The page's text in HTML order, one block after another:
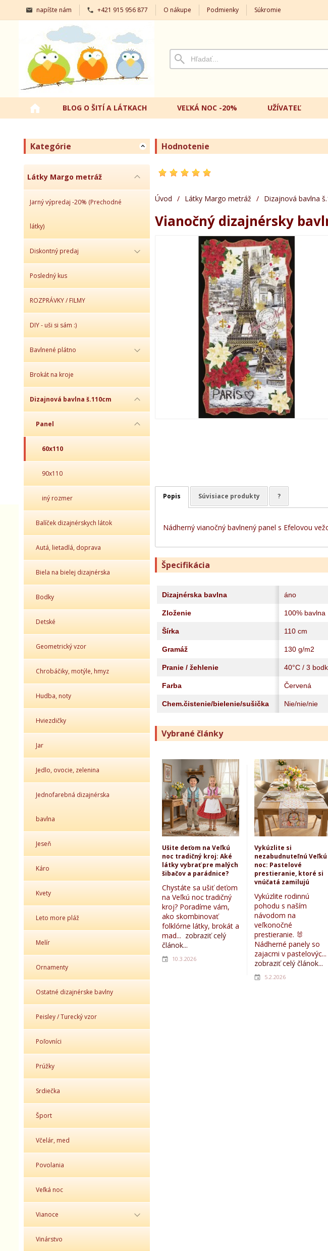
napíšte nám +421 915 956 877 O nákupe Podmienky Súkromie
BLOG O ŠITÍ A LÁTKACH VEĽKÁ NOC -20% UŽÍVATEĽ
Kategórie
Látky Margo metráž
Jarný výpredaj -20% (Prechodné
látky)
Diskontný predaj
Posledný kus
ROZPRÁVKY / FILMY
DIY - uši si sám :)
Bavlnené plátno
Brokát na kroje
Dizajnová bavlna š.110cm
Panel
60x110
90x110
iný rozmer
Balíček dizajnérskych látok
Autá, lietadlá, doprava
Biela na bielej dizajnérska
Bodky
Detské
Geometrický vzor
Chrobáčiky, motýle, hmyz
Hudba, noty
Hviezdičky
Jar
Jedlo, ovocie, zelenina
Jednofarebná dizajnérska
bavlna
Jeseň
Káro
Kvety
Leto more pláž
Melír
Ornamenty
Ostatné dizajnérske bavlny
Peisley / Turecký vzor
Poľovníci
Prúžky
Srdiečka
Šport
Včelár, med
Povolania
Veľká noc
Vianoce
Vinárstvo
Hodnotenie
Úvod / Látky Margo metráž / Dizajnová bavlna
Vianočný dizajnérsky
Popis Súvisiace produkty ?
Nádherný vianočný bavlnený panel s Efelovou
Špecifikácia
Dizajnérska bavlna áno
Zloženie 100% bavlna
Šírka 110 cm
Gramáž 130 g/m2
Pranie / žehlenie 40°C / 3
Farba Červená
Chem.čistenie/bielenie/sušička Nie/nie/nie
Vybrané články
Ušite deťom na Veľkú
noc tradičný kroj: Aké
látky vybrať pre malých
šibačov a parádnice?
Chystáte sa ušiť deťom
na Veľkú noc tradičný
kroj? Poradíme vám,
ako skombinovať
folklórne látky, brokát a
mad... zobraziť celý
článok...
10.3.2026
Vykúzlite si
nezabudnuteľnú Veľkú
noc: Pastelové
prestieranie, ktoré si
vnúčatá zamilujú
Vykúzlite rodinnú
pohodu s naším
návodom na
veľkonočné
prestieranie. 🐰
Nádherné panely so
zajacmi v pastelovýc...
zobraziť celý článok...
5.2.2026